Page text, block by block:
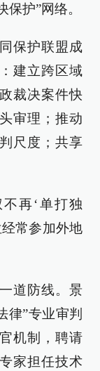
护”网络。
保护联盟成
建立跨区域
裁决案件快
审理；推动
尺度；共享
再‘单打独
常参加外地
道防线。景
律”专业审判
机制，聘请
家担任技术